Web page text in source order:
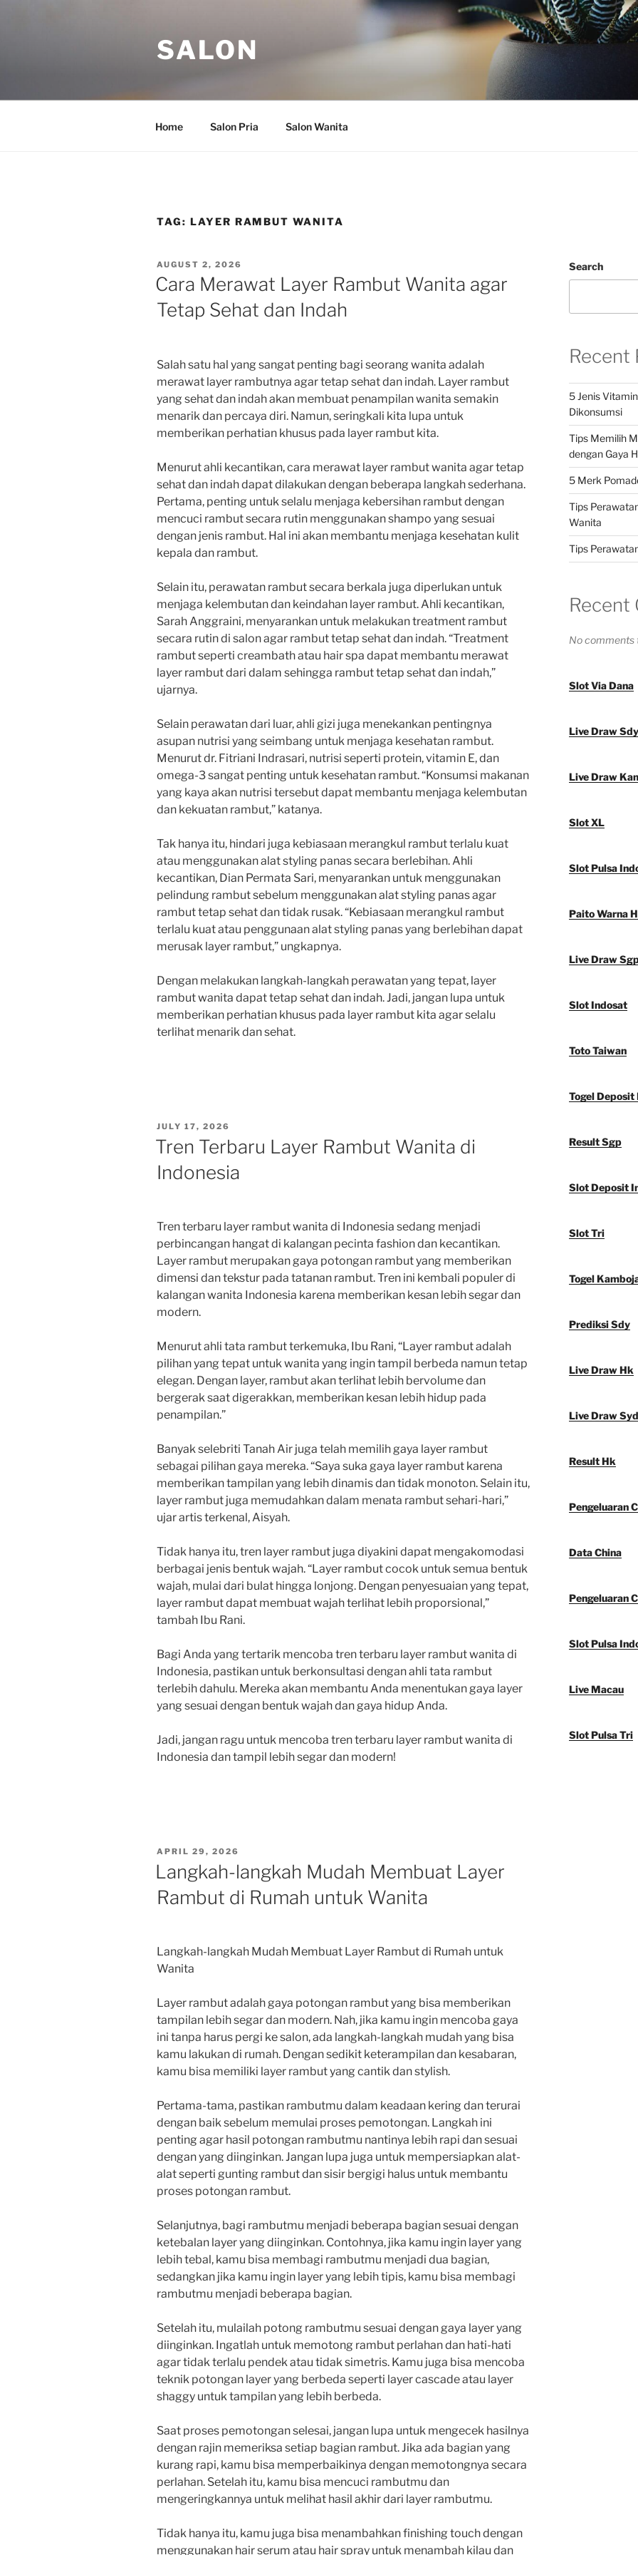
SALON
Home Salon Pria Salon Wanita
TAG: LAYER RAMBUT WANITA
POSTED
ON
AUGUST 2, 2026
Cara Merawat Layer Rambut Wanita agar
Tetap Sehat dan Indah
Salah satu hal yang sangat penting bagi seorang wanita adalah
merawat layer rambutnya agar tetap sehat dan indah. Layer rambut
yang sehat dan indah akan membuat penampilan wanita semakin
menarik dan percaya diri. Namun, seringkali kita lupa untuk
memberikan perhatian khusus pada layer rambut kita.
Menurut ahli kecantikan, cara merawat layer rambut wanita agar tetap
sehat dan indah dapat dilakukan dengan beberapa langkah sederhana.
Pertama, penting untuk selalu menjaga kebersihan rambut dengan
mencuci rambut secara rutin menggunakan shampo yang sesuai
dengan jenis rambut. Hal ini akan membantu menjaga kesehatan kulit
kepala dan rambut.
Selain itu, perawatan rambut secara berkala juga diperlukan untuk
menjaga kelembutan dan keindahan layer rambut. Ahli kecantikan,
Sarah Anggraini, menyarankan untuk melakukan treatment rambut
secara rutin di salon agar rambut tetap sehat dan indah. “Treatment
rambut seperti creambath atau hair spa dapat membantu merawat
layer rambut dari dalam sehingga rambut tetap sehat dan indah,”
ujarnya.
Selain perawatan dari luar, ahli gizi juga menekankan pentingnya
asupan nutrisi yang seimbang untuk menjaga kesehatan rambut.
Menurut dr. Fitriani Indrasari, nutrisi seperti protein, vitamin E, dan
omega-3 sangat penting untuk kesehatan rambut. “Konsumsi makanan
yang kaya akan nutrisi tersebut dapat membantu menjaga kelembutan
dan kekuatan rambut,” katanya.
Tak hanya itu, hindari juga kebiasaan merangkul rambut terlalu kuat
atau menggunakan alat styling panas secara berlebihan. Ahli
kecantikan, Dian Permata Sari, menyarankan untuk menggunakan
pelindung rambut sebelum menggunakan alat styling panas agar
rambut tetap sehat dan tidak rusak. “Kebiasaan merangkul rambut
terlalu kuat atau penggunaan alat styling panas yang berlebihan dapat
merusak layer rambut,” ungkapnya.
Dengan melakukan langkah-langkah perawatan yang tepat, layer
rambut wanita dapat tetap sehat dan indah. Jadi, jangan lupa untuk
memberikan perhatian khusus pada layer rambut kita agar selalu
terlihat menarik dan sehat.
POSTED
JULY 17, 2026
Tren Terbaru Layer Rambut Wanita di
Indonesia
Tren terbaru layer rambut wanita di Indonesia sedang menjadi
perbincangan hangat di kalangan pecinta fashion dan kecantikan.
Layer rambut merupakan gaya potongan rambut yang memberikan
dimensi dan tekstur pada tatanan rambut. Tren ini kembali populer di
kalangan wanita Indonesia karena memberikan kesan lebih segar dan
modern.
Menurut ahli tata rambut terkemuka, Ibu Rani, “Layer rambut adalah
pilihan yang tepat untuk wanita yang ingin tampil berbeda namun tetap
elegan. Dengan layer, rambut akan terlihat lebih bervolume dan
bergerak saat digerakkan, memberikan kesan lebih hidup pada
penampilan.”
Banyak selebriti Tanah Air juga telah memilih gaya layer rambut
sebagai pilihan gaya mereka. “Saya suka gaya layer rambut karena
memberikan tampilan yang lebih dinamis dan tidak monoton. Selain itu,
layer rambut juga memudahkan dalam menata rambut sehari-hari,”
ujar artis terkenal, Aisyah.
Tidak hanya itu, tren layer rambut juga diyakini dapat mengakomodasi
berbagai jenis bentuk wajah. “Layer rambut cocok untuk semua bentuk
wajah, mulai dari bulat hingga lonjong. Dengan penyesuaian yang tepat,
layer rambut dapat membuat wajah terlihat lebih proporsional,”
tambah Ibu Rani.
Bagi Anda yang tertarik mencoba tren terbaru layer rambut wanita di
Indonesia, pastikan untuk berkonsultasi dengan ahli tata rambut
terlebih dahulu. Mereka akan membantu Anda menentukan gaya layer
yang sesuai dengan bentuk wajah dan gaya hidup Anda.
Jadi, jangan ragu untuk mencoba tren terbaru layer rambut wanita di
Indonesia dan tampil lebih segar dan modern!
POSTED
ON
APRIL 29, 2026
Langkah-langkah Mudah Membuat Layer
Rambut di Rumah untuk Wanita
Langkah-langkah Mudah Membuat Layer Rambut di Rumah untuk
Wanita
Layer rambut adalah gaya potongan rambut yang bisa memberikan
tampilan lebih segar dan modern. Nah, jika kamu ingin mencoba gaya
ini tanpa harus pergi ke salon, ada langkah-langkah mudah yang bisa
kamu lakukan di rumah. Dengan sedikit keterampilan dan kesabaran,
kamu bisa memiliki layer rambut yang cantik dan stylish.
Pertama-tama, pastikan rambutmu dalam keadaan kering dan terurai
dengan baik sebelum memulai proses pemotongan. Langkah ini
penting agar hasil potongan rambutmu nantinya lebih rapi dan sesuai
dengan yang diinginkan. Jangan lupa juga untuk mempersiapkan alat-
alat seperti gunting rambut dan sisir bergigi halus untuk membantu
proses potongan rambut.
Selanjutnya, bagi rambutmu menjadi beberapa bagian sesuai dengan
ketebalan layer yang diinginkan. Contohnya, jika kamu ingin layer yang
lebih tebal, kamu bisa membagi rambutmu menjadi dua bagian,
sedangkan jika kamu ingin layer yang lebih tipis, kamu bisa membagi
rambutmu menjadi beberapa bagian.
Setelah itu, mulailah potong rambutmu sesuai dengan gaya layer yang
diinginkan. Ingatlah untuk memotong rambut perlahan dan hati-hati
agar tidak terlalu pendek atau tidak simetris. Kamu juga bisa mencoba
teknik potongan layer yang berbeda seperti layer cascade atau layer
shaggy untuk tampilan yang lebih berbeda.
Saat proses pemotongan selesai, jangan lupa untuk mengecek hasilnya
dengan rajin memeriksa setiap bagian rambut. Jika ada bagian yang
kurang rapi, kamu bisa memperbaikinya dengan memotongnya secara
perlahan. Setelah itu, kamu bisa mencuci rambutmu dan
mengeringkannya untuk melihat hasil akhir dari layer rambutmu.
Tidak hanya itu, kamu juga bisa menambahkan finishing touch dengan
menggunakan hair serum atau hair spray untuk menambah kilau dan
Search
Recent
5 Jenis
Dikonsumsi
Tips Memilih
dengan Gaya
5 Merk
Tips
Wanita
Tips
Recent
No comments
Slot Via Dana
Live Draw Sdy
Live Draw
Slot XL
Slot Pulsa
Paito Warna
Live Draw
Slot Indosat
Toto Taiwan
Togel Deposit
Result Sgp
Slot Deposit
Slot Tri
Togel
Prediksi Sdy
Live Draw Hk
Live Draw
Result Hk
Pengeluaran
Data China
Pengeluaran
Slot Pulsa
Live Macau
Slot Pulsa Tri